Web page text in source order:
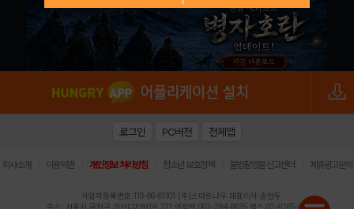
로그인 PC버전 전체앱
회사소개 이용약관 개인정보 처리방침 청소년 보호정책 불법촬영물 신고센터 제휴광고문의
사업자등록번호:119-86-61101 (주)스마트나우 대표이사:송현두
주소: 서울시 금천구 가산디지털1로 171 연락처:063-284-8635 팩스:02-6265-0377